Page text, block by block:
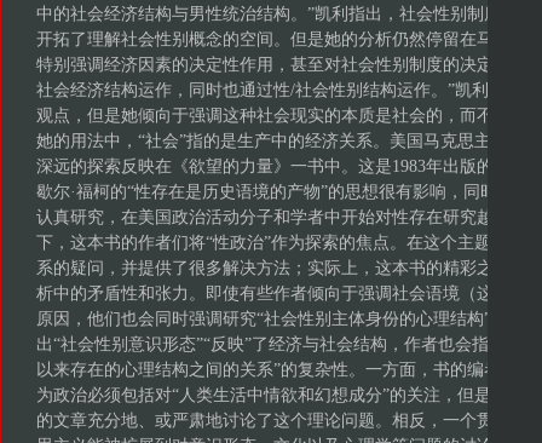
中的社会经济结构与男性统治结构。”凯利指出，社会性别制度是
开拓了理解社会性别概念的空间。但是她的分析仍然停留在马克思
特别强调经济因素的决定性作用，甚至对社会性别制度的决定性作
社会经济结构运作，同时也通过性/社会性别结构运作。”凯利提出
观点，但是她倾向于强调这种社会现实的本质是社会的，而不是性
她的用法中，“社会”指的是生产中的经济关系。美国马克思主义女
深远的探索反映在《欲望的力量》一书中。这是1983年出版的一本
歇尔·福柯的“性存在是历史语境的产物”的思想很有影响，同时，人
认真研究，在美国政治活动分子和学者中开始对性存在研究越来越
下，这本书的作者们将“性政治”作为探索的焦点。在这个主题的引
系的疑问，并提供了很多解决方法；实际上，这本书的精彩之处在
析中的矛盾性和张力。即使有些作者倾向于强调社会语境（这个词
原因，他们也会同时强调研究“社会性别主体身份的心理结构”的重
出“社会性别意识形态”“反映”了经济与社会结构，作者也会指出，
以来存在的心理结构之间的关系”的复杂性。一方面，书的编者同意
为政治必须包括对“人类生活中情欲和幻想成分”的关注，但是，另
的文章充分地、或严肃地讨论了这个理论问题。相反，一个贯穿全